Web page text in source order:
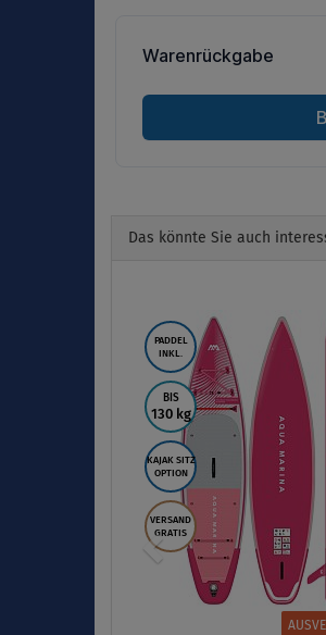
Das könnte Sie auch
PADDEL
INKL.
BIS
130 kg
KAJAK SITZ
OPTION
VERSAND
GRATIS